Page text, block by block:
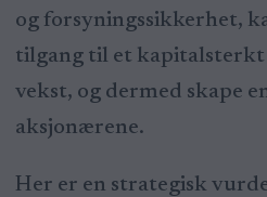
og forsyningssikkerhet,
tilgang til et
vekst, og dermed skape
aksjonærene.
Her er en strategisk